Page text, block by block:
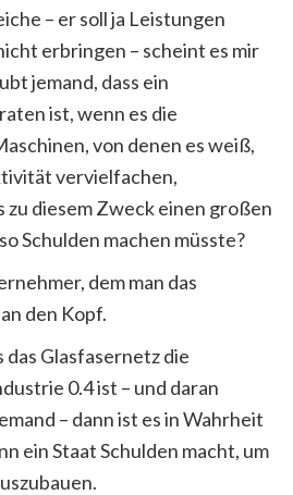
– er soll ja Leistungen
erbringen – scheint es mir
jemand, dass ein
ist, wenn es die
von denen es weiß,
vervielfachen,
zu diesem Zweck einen großen
Schulden machen müsste?
dem man das
den Kopf.
das Glasfasernetz die
0.4 ist – und daran
– dann ist es in Wahrheit
ein Staat Schulden macht, um